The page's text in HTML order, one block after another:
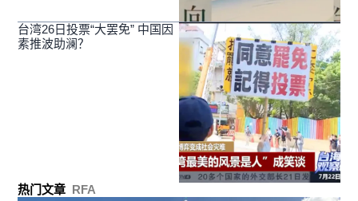
台湾26日投票“大罢免” 中国因
素推波助澜？
热门文章 RFA